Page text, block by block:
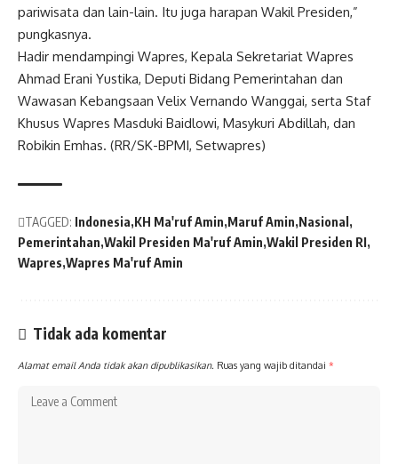
pariwisata dan lain-lain. Itu juga harapan Wakil Presiden,”
pungkasnya.
Hadir mendampingi Wapres, Kepala Sekretariat Wapres
Ahmad Erani Yustika, Deputi Bidang Pemerintahan dan
Wawasan Kebangsaan Velix Vernando Wanggai, serta Staf
Khusus Wapres Masduki Baidlowi, Masykuri Abdillah, dan
Robikin Emhas. (RR/SK-BPMI, Setwapres)
TAGGED: Indonesia KH Ma'ruf Amin Maruf Amin Nasional
Pemerintahan Wakil Presiden Ma'ruf Amin Wakil Presiden RI
Wapres Wapres Ma'ruf Amin
Tidak ada komentar
Alamat email Anda tidak akan dipublikasikan. Ruas yang wajib ditandai *